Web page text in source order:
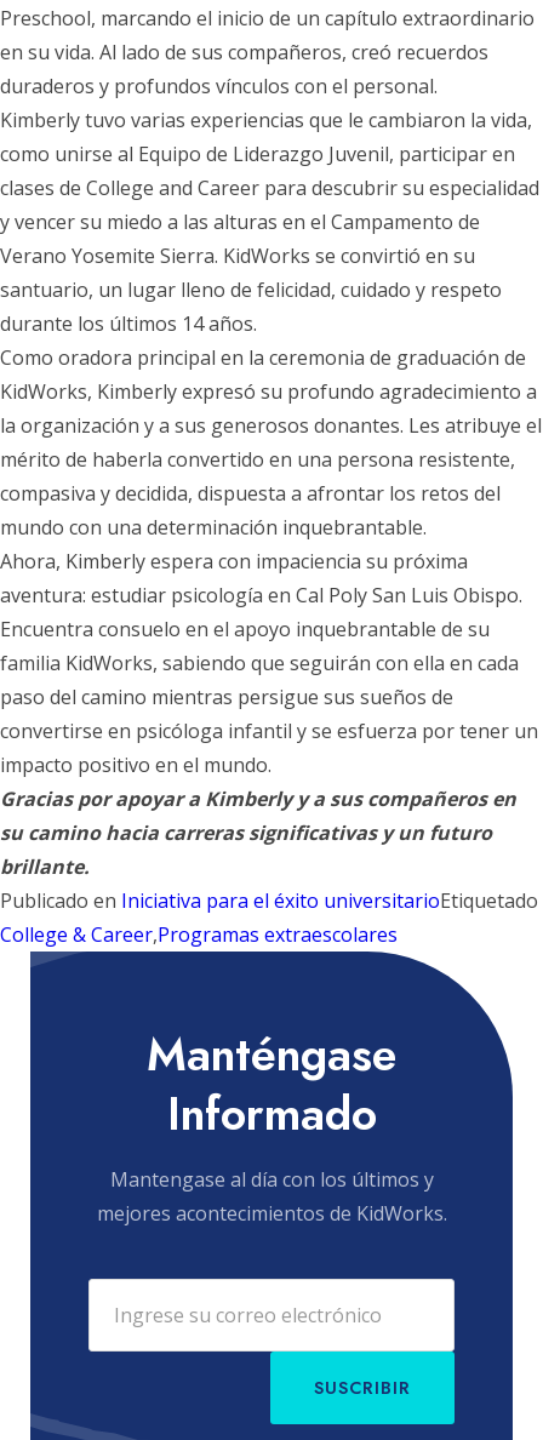
Preschool, marcando el inicio de un capítulo extraordinario
en su vida. Al lado de sus compañeros, creó recuerdos
duraderos y profundos vínculos con el personal.
Kimberly tuvo varias experiencias que le cambiaron la vida,
como unirse al Equipo de Liderazgo Juvenil, participar en
clases de College and Career para descubrir su especialidad
y vencer su miedo a las alturas en el Campamento de
Verano Yosemite Sierra. KidWorks se convirtió en su
santuario, un lugar lleno de felicidad, cuidado y respeto
durante los últimos 14 años.
Como oradora principal en la ceremonia de graduación de
KidWorks, Kimberly expresó su profundo agradecimiento a
la organización y a sus generosos donantes. Les atribuye el
mérito de haberla convertido en una persona resistente,
compasiva y decidida, dispuesta a afrontar los retos del
mundo con una determinación inquebrantable.
Ahora, Kimberly espera con impaciencia su próxima
aventura: estudiar psicología en Cal Poly San Luis Obispo.
Encuentra consuelo en el apoyo inquebrantable de su
familia KidWorks, sabiendo que seguirán con ella en cada
paso del camino mientras persigue sus sueños de
convertirse en psicóloga infantil y se esfuerza por tener un
impacto positivo en el mundo.
Gracias por apoyar a Kimberly y a sus compañeros en
su camino hacia carreras significativas y un futuro
brillante.
Publicado en Iniciativa para el éxito universitarioEtiquetado
College & Career,Programas extraescolares
Manténgase
Informado
Mantengase al día con los últimos y
mejores acontecimientos de KidWorks.
SUSCRIBIR